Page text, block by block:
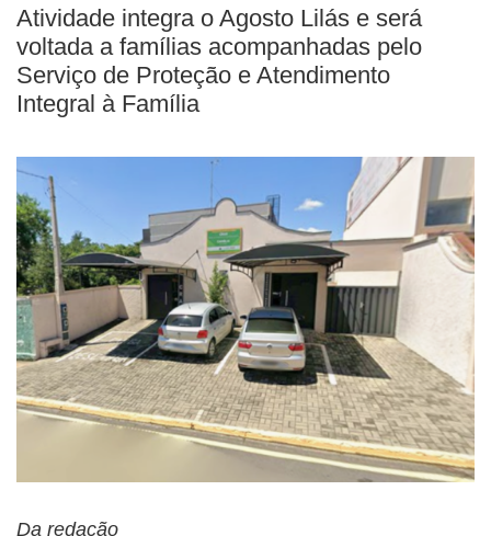
Atividade integra o Agosto Lilás e será
voltada a famílias acompanhadas pelo
Serviço de Proteção e Atendimento
Integral à Família
Da redação